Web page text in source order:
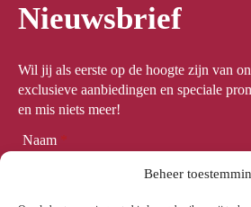
Beheer
Nieuwsbrief
Wil jij als eerste op de hoogte zijn van
exclusieve aanbiedingen en speciale
en mis niets meer!
Naam *